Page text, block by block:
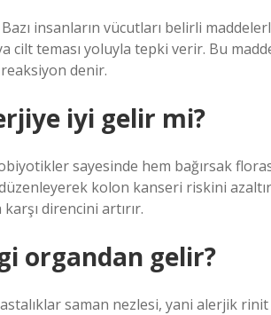
insanların vücutları belirli
cilt teması yoluyla tepki verir. Bu
denir.
iyi gelir mi?
sayesinde hem bağırsak
düzenleyerek kolon kanseri riskini
direncini artırır.
organdan gelir?
saman nezlesi, yani alerjik